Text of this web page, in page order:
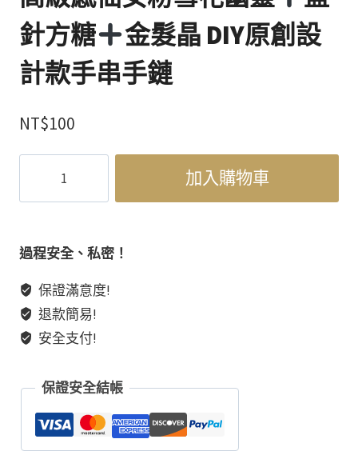
針方糖
金髮晶 DIY原創設
計款手串手鏈
NT$100
感
女
雪
花
幽
方
加入購物車
過程安全、私密！
保證滿意度!
退款簡易!
安全支付!
保證安全結帳